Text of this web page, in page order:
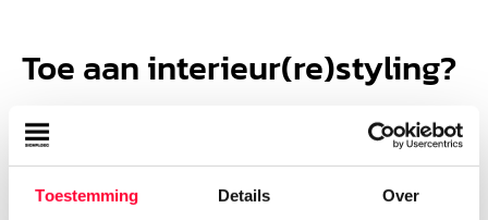
Toestemming Details Over
Toe aan interieur(re)styling?
Signploeg aan het juiste adres. In samenwerking met de
Reclamestal ontwikkelen zij een concept voor het
gehele interieur en maken voorstellen. In dit plan zit een